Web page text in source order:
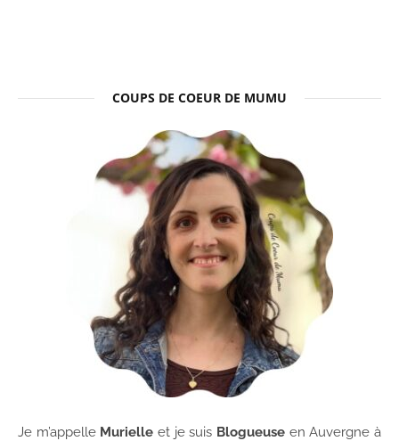
COUPS DE COEUR DE MUMU
Je m’appelle Murielle et je suis Blogueuse en Auvergne à